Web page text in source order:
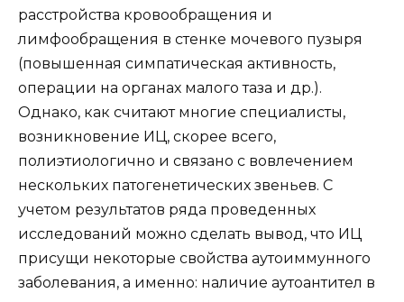
расстройства кровообращения и
лимфообращения в стенке мочевого пузыря
(повышенная симпатическая активность,
операции на органах малого таза и др.).
Однако, как считают многие специалисты,
возникновение ИЦ, скорее всего,
полиэтиологично и связано с вовлечением
нескольких патогенетических звеньев. С
учетом результатов ряда проведенных
исследований можно сделать вывод, что ИЦ
присущи некоторые свойства аутоиммунного
заболевания, а именно: наличие аутоантител в